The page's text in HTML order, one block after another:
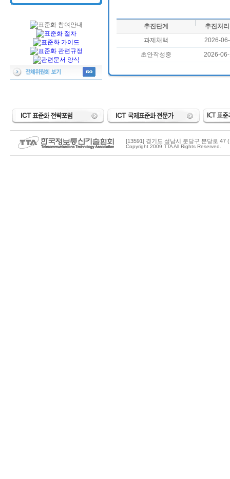
추진단계
추진처
과제채택
2026-
초안작성중
2026-
[13591] 경기도 성남시 분당구 분당로 47
Copyright 2009 TTA All Rights Reserved.